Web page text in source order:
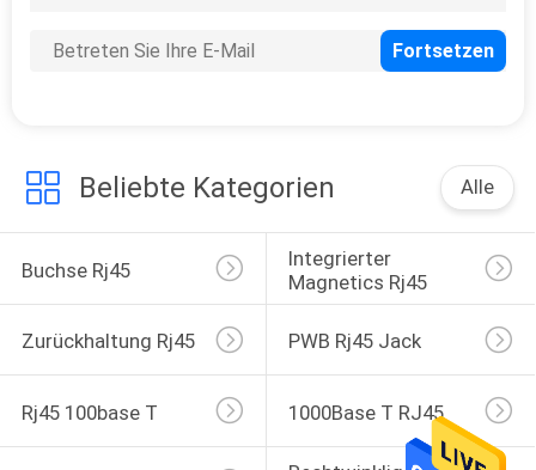
POLICY
1000Base T RJ45
12
Beliebte Kategorien Alle
Buchse Rj45
Integrierter
Magnetics Rj45
Zurückhaltung Rj45 PWB Rj45 Jack
Rj45 100base T 1000Base T RJ45